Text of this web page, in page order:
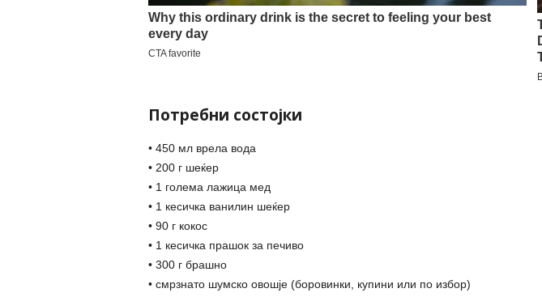
Потребни состојки
• 450 мл врела вода
• 200 г шеќер
• 1 голема лажица мед
• 1 кесичка ванилин шеќер
• 90 г кокос
• 1 кесичка прашок за печиво
• 300 г брашно
• смрзнато шумско овошје (боровинки, купини или по избор)